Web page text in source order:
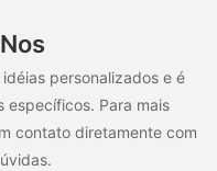
personalizados e é
Para mais
contato diretamente com